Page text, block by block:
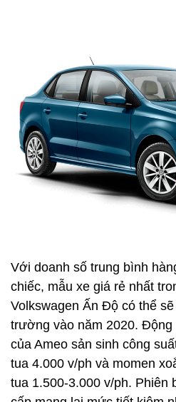
Với doanh số trung bình
chiếc, mẫu xe giá rẻ nhất
Volkswagen Ấn Độ có thể
trường vào năm 2020.
của Ameo sản sinh công
tua 4.000 v/ph và momen
tua 1.500-3.000 v/ph. Phiên